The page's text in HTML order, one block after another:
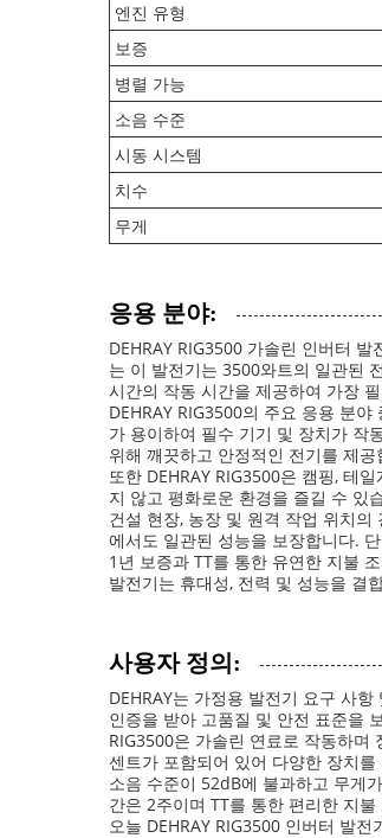
엔진 유형
보증
병렬 가능
소음 수준
시동 시스템
치수
무게
응용 분야:
DEHRAY RIG3500 가솔린 인버터
는 이 발전기는 3500와트의 일관된
시간의 작동 시간을 제공하여 가장
DEHRAY RIG3500의 주요 응용 분
가 용이하여 필수 기기 및 장치가 작
위해 깨끗하고 안정적인 전기를 제공
또한 DEHRAY RIG3500은 캠핑, 테
지 않고 평화로운 환경을 즐길 수 있
건설 현장, 농장 및 원격 작업 위치
에서도 일관된 성능을 보장합니다.
1년 보증과 TT를 통한 유연한 지불
발전기는 휴대성, 전력 및 성능을 결
사용자 정의:
DEHRAY는 가정용 발전기 요구 사
인증을 받아 고품질 및 안전 표준을
RIG3500은 가솔린 연료로 작동하며
센트가 포함되어 있어 다양한 장치를
소음 수준이 52dB에 불과하고 무게
간은 2주이며 TT를 통한 편리한 지
오늘 DEHRAY RIG3500 인버터 발